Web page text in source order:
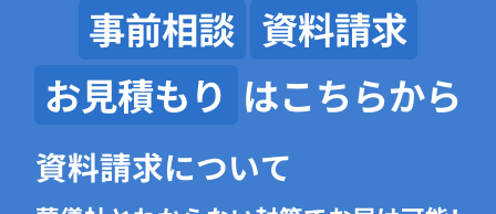
事前相談 資料請求
お見積もり はこちらから
資料請求について